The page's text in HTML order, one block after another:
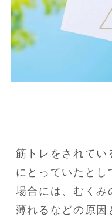
筋トレをされてい
にとっていたとし
場合には、むくみ
薄れるなどの原因